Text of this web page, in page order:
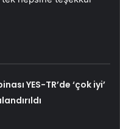
YES-TR’de ‘çok iyi’